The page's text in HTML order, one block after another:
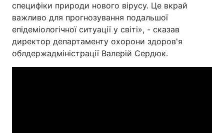
специфіки природи нового вірусу. Це вкрай
важливо для прогнозування подальшої
епідеміологічної ситуації у світі», - сказав
директор департаменту охорони здоров'я
облдержадміністрації Валерій Сердюк.